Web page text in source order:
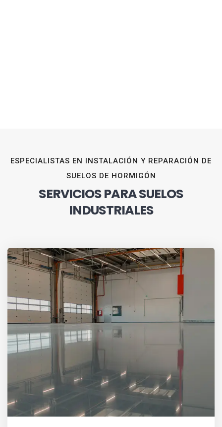
ESPECIALISTAS EN INSTALACIÓN Y REPARACIÓN DE
SUELOS DE HORMIGÓN
SERVICIOS PARA SUELOS
INDUSTRIALES